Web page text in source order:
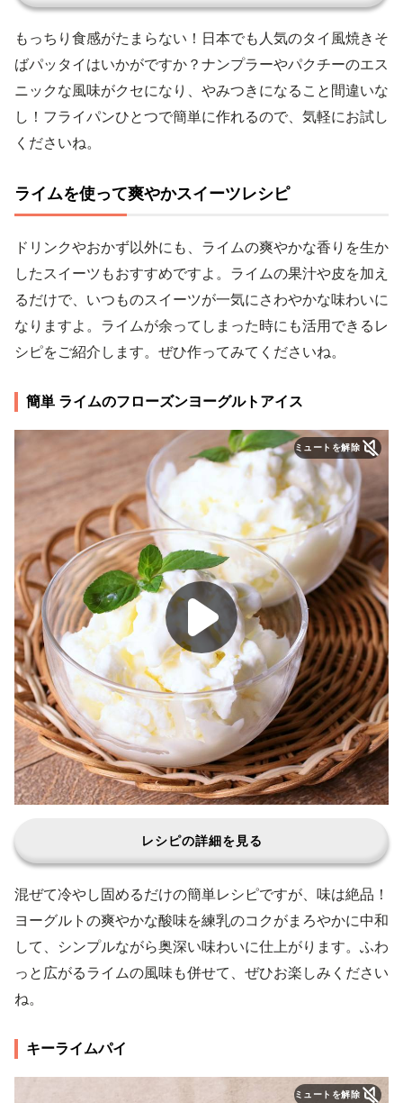
もっちり食感がたまらない！日本でも人気のタイ風焼きそ
ばパッタイはいかがですか？ナンプラーやパクチーのエス
ニックな風味がクセになり、やみつきになること間違いな
し！フライパンひとつで簡単に作れるので、気軽にお試し
くださいね。
ライムを使って爽やかスイーツレシピ
ドリンクやおかず以外にも、ライムの爽やかな香りを生か
したスイーツもおすすめですよ。ライムの果汁や皮を加え
るだけで、いつものスイーツが一気にさわやかな味わいに
なりますよ。ライムが余ってしまった時にも活用できるレ
シピをご紹介します。ぜひ作ってみてくださいね。
簡単 ライムのフローズンヨーグルトアイス
ミュートを解除
レシピの詳細を見る
混ぜて冷やし固めるだけの簡単レシピですが、味は絶品！
ヨーグルトの爽やかな酸味を練乳のコクがまろやかに中和
して、シンプルながら奥深い味わいに仕上がります。ふわ
っと広がるライムの風味も併せて、ぜひお楽しみください
ね。
キーライムパイ
ミュートを解除